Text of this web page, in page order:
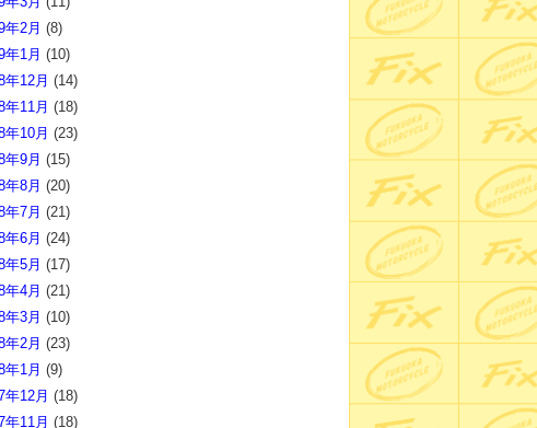
年2月 (8)
年1月 (10)
年12月 (14)
年11月 (18)
年10月 (23)
年9月 (15)
年8月 (20)
年7月 (21)
年6月 (24)
年5月 (17)
年4月 (21)
年3月 (10)
年2月 (23)
年1月 (9)
年12月 (18)
年11月 (18)